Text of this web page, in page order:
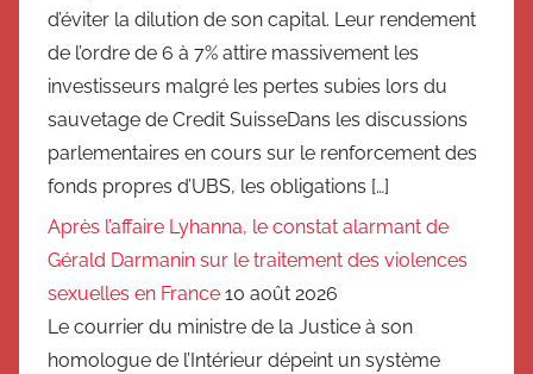
d’éviter la dilution de son capital. Leur rendement
de l’ordre de 6 à 7% attire massivement les
investisseurs malgré les pertes subies lors du
sauvetage de Credit SuisseDans les discussions
parlementaires en cours sur le renforcement des
fonds propres d’UBS, les obligations […]
Après l’affaire Lyhanna, le constat alarmant de
Gérald Darmanin sur le traitement des violences
sexuelles en France 10 août 2026
Le courrier du ministre de la Justice à son
homologue de l’Intérieur dépeint un système